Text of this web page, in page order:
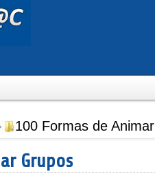
100 Formas de
Grupos